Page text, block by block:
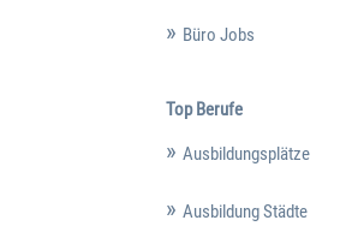
Büro Jobs
Top Berufe
Ausbildungsplätze
Ausbildung Städte